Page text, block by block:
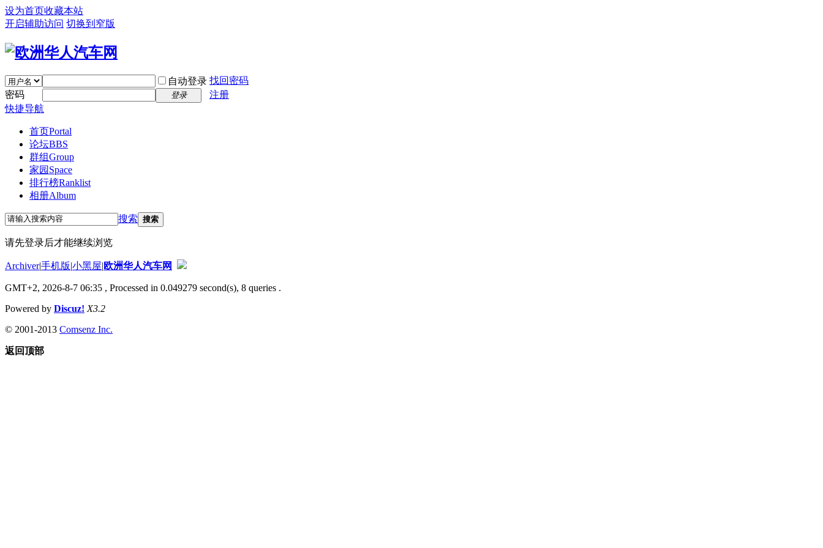
设为首页收藏本站
开启辅助访问 切换到窄版
自动登录 找回密码
密码
登录
注册
快捷导航
首页Portal
论坛BBS
群组Group
家园 Space
排行榜Ranklist
相册Album
搜索 搜索
请先登录后才能继续浏览
Archiver|手机版|小黑屋|欧洲华人汽车网
GMT+2, 2026-8-7 06:35 , Processed in 0.049279 second(s), 8 queries .
Powered by Discuz! X3.2
© 2001-2013 Comsenz Inc.
返回顶部